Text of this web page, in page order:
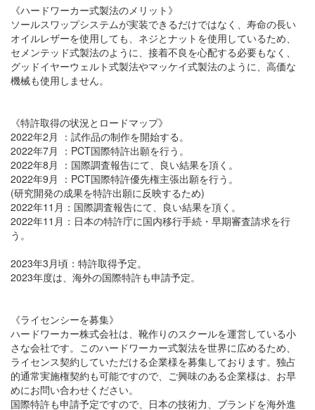
《ハードワーカー式製法のメリット》
ソールスワップシステムが実装できるだけではなく、寿命の長い
オイルレザーを使用しても、ネジとナットを使用しているため、
セメンテッド式製法のように、接着不良を心配する必要もなく、
グッドイヤーウェルト式製法やマッケイ式製法のように、高価な
機械も使用しません。
《特許取得の状況とロードマップ》
2022年2月 ：試作品の制作を開始する。
2022年7月 ：PCT国際特許出願を行う。
2022年8月 ：国際調査報告にて、良い結果を頂く。
2022年9月 ：PCT国際特許優先権主張出願を行う。
(研究開発の成果を特許出願に反映するため)
2022年11月：国際調査報告にて、良い結果を頂く。
2022年11月：日本の特許庁に国内移行手続・早期審査請求を行
う。
2023年3月頃：特許取得予定。
2023年度は、海外の国際特許も申請予定。
《ライセンシーを募集》
ハードワーカー株式会社は、靴作りのスクールを運営している小
さな会社です。このハードワーカー式製法を世界に広めるため、
ライセンス契約していただける企業様を募集しております。独占
的通常実施権契約も可能ですので、ご興味のある企業様は、お早
めにお問い合わせください。
国際特許も申請予定ですので、日本の技術力、ブランドを海外進